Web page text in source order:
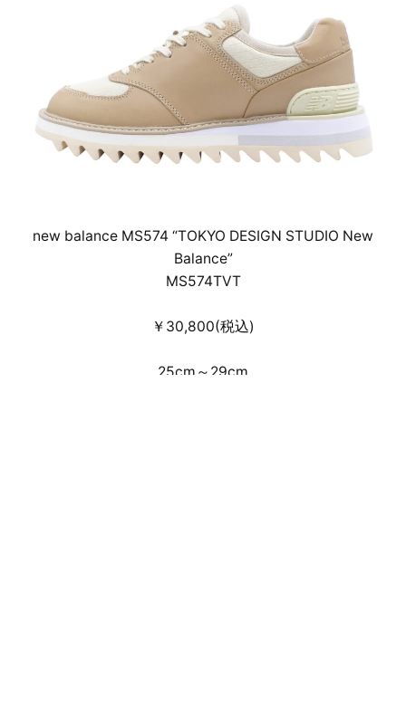
new balance MS574 “TOKYO DESIGN STUDIO New
Balance”
MS574TVT
￥30,800(税込)
25cm～29cm